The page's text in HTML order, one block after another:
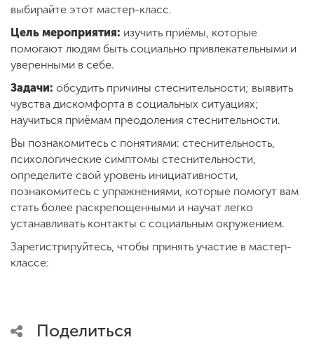
Международная
деятельность
Другие виды
деятельности
Студенческая жизнь
Сведения об
образовательной
организации
выбирайте этот мастер-класс.
Цель мероприятия: изучить приёмы, которые
помогают людям быть социально привлекательными и
уверенными в себе.
Задачи: обсудить причины стеснительности; выявить
чувства дискомфорта в социальных ситуациях;
научиться приёмам преодоления стеснительности.
Вы познакомитесь с понятиями: стеснительность,
психологические симптомы стеснительности,
определите свой уровень инициативности,
познакомитесь с упражнениями, которые помогут вам
стать более раскрепощенными и научат легко
устанавливать контакты с социальным окружением.
Зарегистрируйтесь, чтобы принять участие в мастер-
классе:
Поделиться